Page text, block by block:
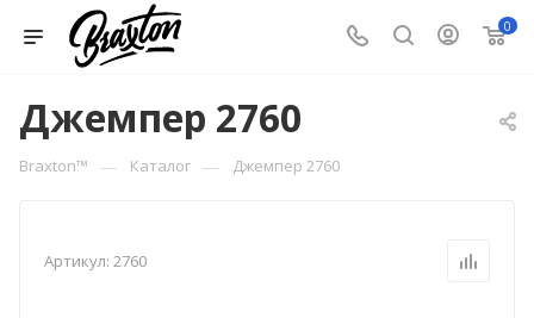
0
Джемпер 2760
Braxton™ — Каталог — Джемпер 2760
Артикул: 2760